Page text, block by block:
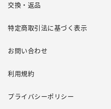
交換・返品
特定商取引法に基づく表示
お問い合わせ
利用規約
プライバシーポリシー